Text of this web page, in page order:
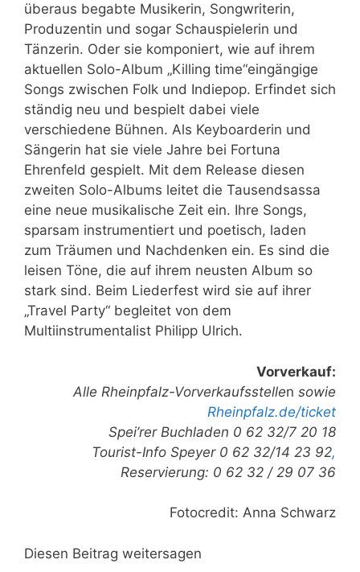
überaus begabte Musikerin, Songwriterin,
Produzentin und sogar Schauspielerin und
Tänzerin. Oder sie komponiert, wie auf ihrem
aktuellen Solo-Album „Killing time“eingängige
Songs zwischen Folk und Indiepop. Erfindet sich
ständig neu und bespielt dabei viele
verschiedene Bühnen. Als Keyboarderin und
Sängerin hat sie viele Jahre bei Fortuna
Ehrenfeld gespielt. Mit dem Release diesen
zweiten Solo-Albums leitet die Tausendsassa
eine neue musikalische Zeit ein. Ihre Songs,
sparsam instrumentiert und poetisch, laden
zum Träumen und Nachdenken ein. Es sind die
leisen Töne, die auf ihrem neusten Album so
stark sind. Beim Liederfest wird sie auf ihrer
„Travel Party“ begleitet von dem
Multiinstrumentalist Philipp Ulrich.
Vorverkauf:
Alle Rheinpfalz-Vorverkaufsstellen sowie
Rheinpfalz.de/ticket
Spei’rer Buchladen 0 62 32/7 20 18
Tourist-Info Speyer 0 62 32/14 23 92,
Reservierung: 0 62 32 / 29 07 36
Fotocredit: Anna Schwarz
Diesen Beitrag weitersagen